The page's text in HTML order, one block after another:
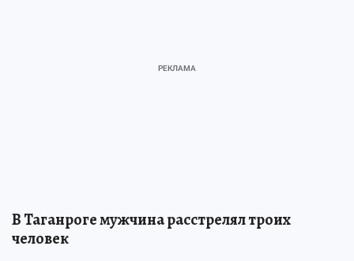
В Таганроге мужчина расстрелял троих
человек